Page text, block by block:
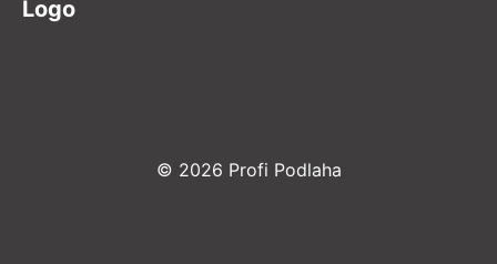
Logo
© 2026 Profi Podlaha